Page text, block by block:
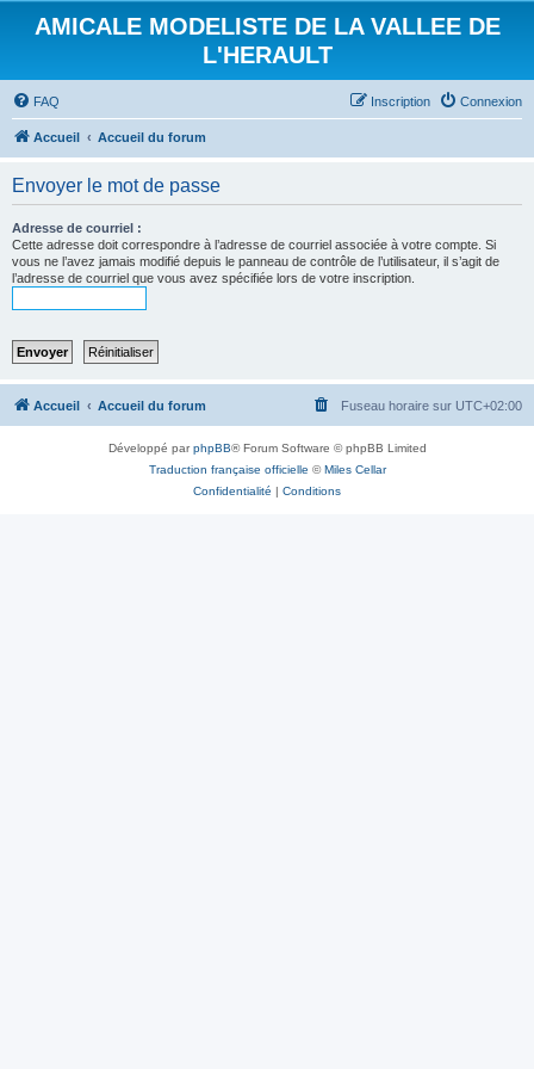
AMICALE MODELISTE DE LA VALLEE DE
L'HERAULT
FAQ Connexion
Inscription
Accueil Accueil du forum
Envoyer le mot de passe
Adresse de courriel :
Cette adresse doit correspondre à l’adresse de courriel associée à votre compte. Si
vous ne l’avez jamais modifié depuis le panneau de contrôle de l’utilisateur, il s’agit de
l’adresse de courriel que vous avez spécifiée lors de votre inscription.
Accueil Accueil du forum Fuseau horaire sur UTC+02:00
Développé parphpBB® Forum Software © phpBB Limited
Traduction française officielle ©Miles Cellar
Confidentialité | Conditions